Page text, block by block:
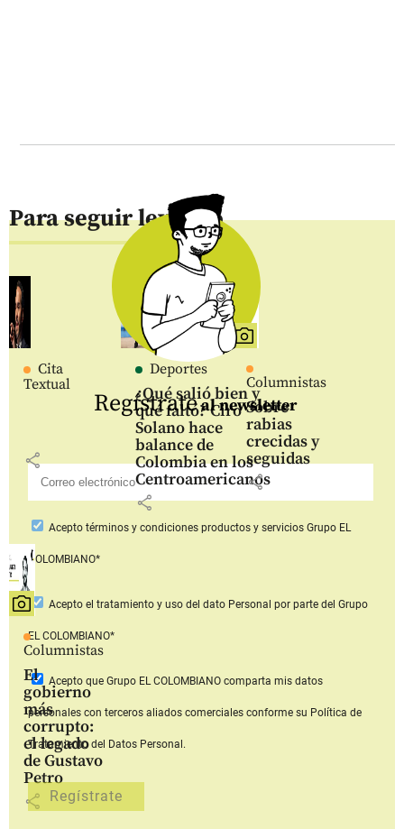
Para seguir leyendo
Cita
Textual
share
Deportes
¿Qué salió bien y
qué faltó? Ciro
Solano hace
balance de
Colombia en los
Centroamericanos
share
Columnistas
Sobre
rabias
crecidas y
seguidas
share
Columnistas
El
gobierno
más
corrupto:
el legado
de Gustavo
Petro
share
Regístrateal newsletter
Aceptotérminos y condiciones productos y serviciosGrupo EL
COLOMBIANO*
Acepto el tratamiento y uso del dato Personal por parte del Grupo
EL COLOMBIANO*
Acepto que Grupo EL COLOMBIANOcomparta mis datos
personales con terceros aliados comerciales conforme su Política de
Tratamiento del Datos Personal.